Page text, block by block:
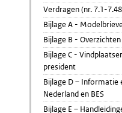
Verdragen (nr. 7.1-
Bijlage A -
Bijlage B -
Bijlage C -
president
Bijlage D – Informatie
Nederland en BES
Bijlage E –